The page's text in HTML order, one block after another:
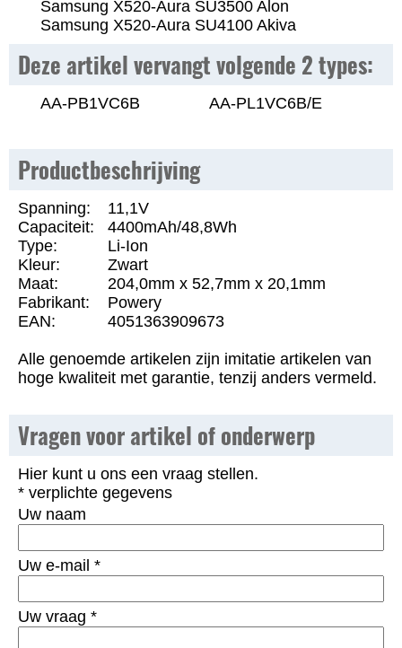
Samsung X520-Aura SU3500 Alon
Samsung X520-Aura SU4100 Akiva
Deze artikel vervangt volgende 2 types:
AA-PB1VC6B AA-PL1VC6B/E
Productbeschrijving
Spanning:
11,1V
Capaciteit:
4400mAh/48,8Wh
Type:
Li-Ion
Kleur:
Zwart
Maat:
204,0mm x 52,7mm x 20,1mm
Fabrikant:
Powery
EAN:
4051363909673
Alle genoemde artikelen zijn imitatie artikelen van
hoge kwaliteit met garantie, tenzij anders vermeld.
Vragen voor artikel of onderwerp
Hier kunt u ons een vraag stellen.
* verplichte gegevens
Uw naam
Uw e-mail *
Uw vraag *